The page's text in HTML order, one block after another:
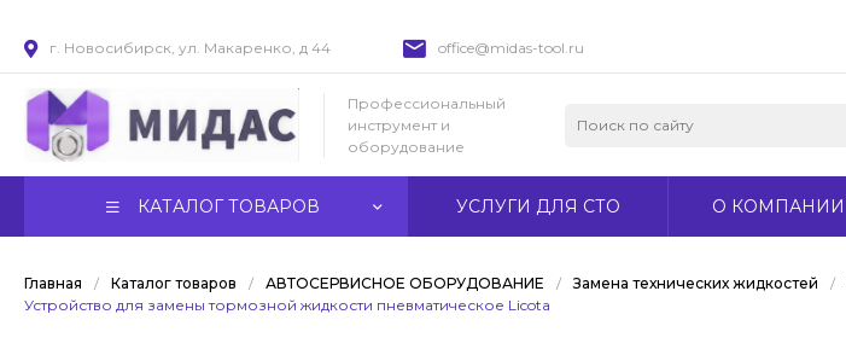
г. Новосибирск, ул. Макаренко, д 44 office@midas-tool.ru
Профессиональный
инструмент и
оборудование
КАТАЛОГ ТОВАРОВ УСЛУГИ ДЛЯ СТО О КОМПАНИИ
Главная / Каталог товаров / АВТОСЕРВИСНОЕ ОБОРУДОВАНИЕ / Замена технических жидкостей /
Устройство для замены тормозной жидкости пневматическое Licota